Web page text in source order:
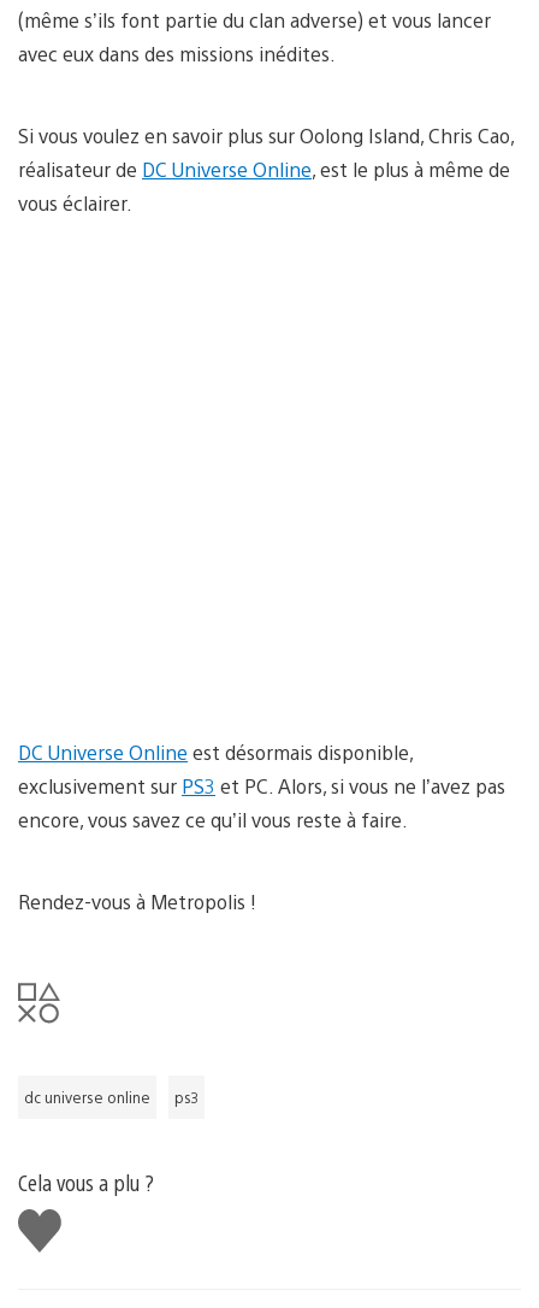
(même s’ils font partie du clan adverse) et vous lancer
avec eux dans des missions inédites.
Si vous voulez en savoir plus sur Oolong Island, Chris Cao,
réalisateur de DC Universe Online, est le plus à même de
vous éclairer.
DC Universe Online est désormais disponible,
exclusivement sur PS3 et PC. Alors, si vous ne l’avez pas
encore, vous savez ce qu’il vous reste à faire.
Rendez-vous à Metropolis !
dc universe online ps3
Cela vous a plu ?
J'aime